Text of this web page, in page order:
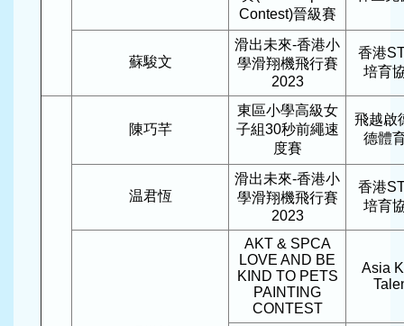
Contest)晉級賽
蘇駿文
滑出未來-香港小
學滑翔機飛行賽
2023
香港
培育
陳巧芊
東區小學高級女
子組30秒前繩速
度賽
飛越啟
德體
温君恆
滑出未來-香港小
學滑翔機飛行賽
2023
香港
培育
AKT & SPCA
LOVE AND BE
KIND TO PETS
PAINTING
CONTEST
Asia